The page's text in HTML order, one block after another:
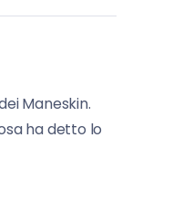
Maneskin.
ha detto lo